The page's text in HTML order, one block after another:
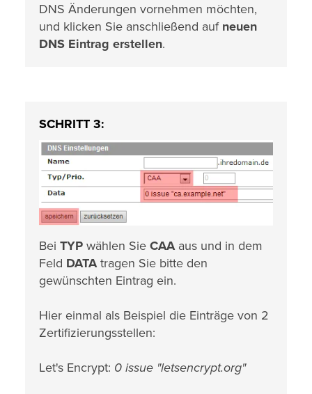
DNS Änderungen vornehmen möchten,
und klicken Sie anschließend auf neuen
DNS Eintrag erstellen.
SCHRITT 3:
Bei TYP wählen Sie CAAaus und in dem
Feld DATAtragen Sie bitte den
gewünschten Eintrag ein.
Hier einmal als Beispiel die Einträge von 2
Zertifizierungsstellen:
Let's Encrypt: 0 issue "letsencrypt.org"